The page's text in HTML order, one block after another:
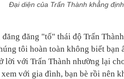
Đại diện của Trấn Thành khẳng
đăng đăng "tố" thái độ Trấn
tôi hoàn toàn không biết bạn
lời với Trấn Thành nhường lại
xem với gia đình, bạn bè rồi nên